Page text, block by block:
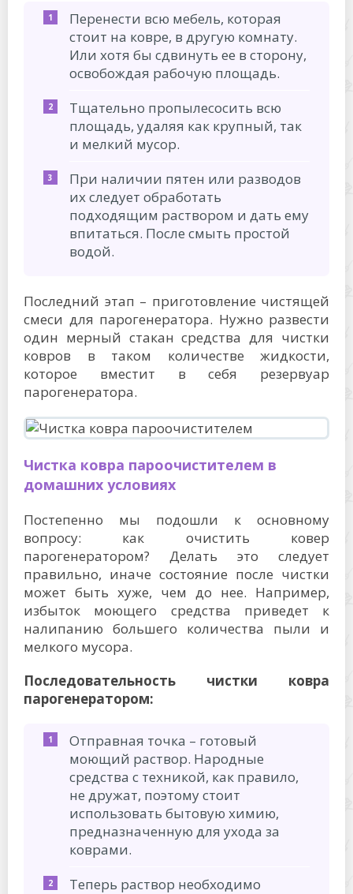
Перенести всю мебель, которая
стоит на ковре, в другую комнату.
Или хотя бы сдвинуть ее в сторону,
освобождая рабочую площадь.
Тщательно пропылесосить всю
площадь, удаляя как крупный, так
и мелкий мусор.
При наличии пятен или разводов
их следует обработать
подходящим раствором и дать ему
впитаться. После смыть простой
водой.
Последний этап – приготовление чистящей
смеси для парогенератора. Нужно развести
один мерный стакан средства для чистки
ковров в таком количестве жидкости,
которое вместит в себя резервуар
парогенератора.
Чистка ковра пароочистителем в
домашних условиях
Постепенно мы подошли к основному
вопросу: как очистить ковер
парогенератором? Делать это следует
правильно, иначе состояние после чистки
может быть хуже, чем до нее. Например,
избыток моющего средства приведет к
налипанию большего количества пыли и
мелкого мусора.
Последовательность чистки ковра
парогенератором:
Отправная точка – готовый
моющий раствор. Народные
средства с техникой, как правило,
не дружат, поэтому стоит
использовать бытовую химию,
предназначенную для ухода за
коврами.
Теперь раствор необходимо